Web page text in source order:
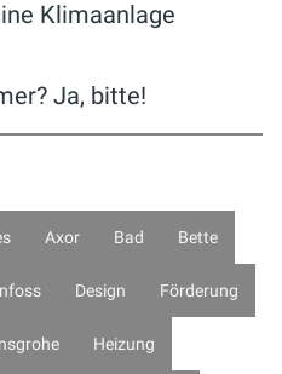
Klimaanlage
Ja, bitte!
Axor Bad Bette
Design Förderung
Heizung